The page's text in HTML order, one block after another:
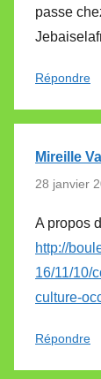
passe
Répondre
Mireille
28 janvier
A propos
http://
16/11/10/
culture-
Répondre